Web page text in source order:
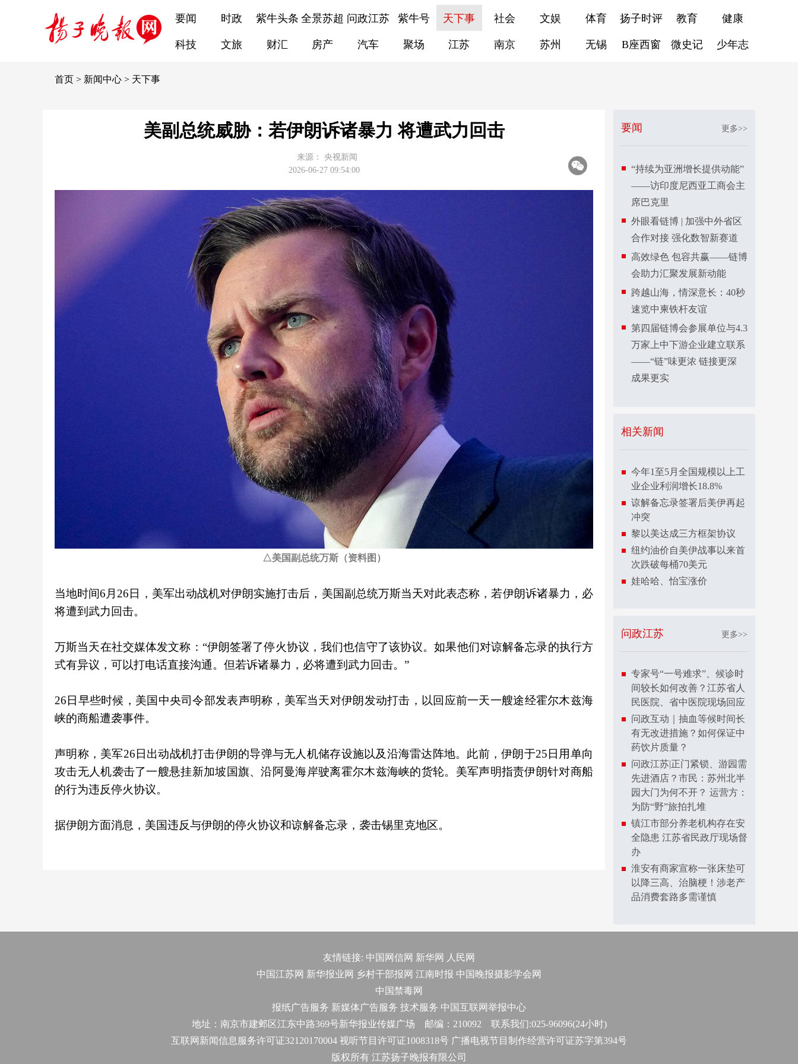
要闻 时政 紫牛头条 全景苏超 问政江苏 紫牛号 天下事 社会 文娱 体育 扬子时评 教育 健康
科技 文旅 财汇 房产 汽车 聚场 江苏 南京 苏州 无锡 B座西窗 微史记 少年志
首页 > 新闻中心 > 天下事
美副总统威胁：若伊朗诉诸暴力 将遭武力回击
来源：
央视新闻
2026-06-27 09:54:00
△美国副总统万斯（资料图）
当地时间6月26日，美军出动战机对伊朗实施打击后，美国副总统万斯当天对此表态称，若伊朗诉诸暴力，必
将遭到武力回击。
万斯当天在社交媒体发文称：“伊朗签署了停火协议，我们也信守了该协议。如果他们对谅解备忘录的执行方
式有异议，可以打电话直接沟通。但若诉诸暴力，必将遭到武力回击。”
26日早些时候，美国中央司令部发表声明称，美军当天对伊朗发动打击，以回应前一天一艘途经霍尔木兹海
峡的商船遭袭事件。
声明称，美军26日出动战机打击伊朗的导弹与无人机储存设施以及沿海雷达阵地。此前，伊朗于25日用单向
攻击无人机袭击了一艘悬挂新加坡国旗、沿阿曼海岸驶离霍尔木兹海峡的货轮。美军声明指责伊朗针对商船
的行为违反停火协议。
据伊朗方面消息，美国违反与伊朗的停火协议和谅解备忘录，袭击锡里克地区。
要闻 更多>>
“持续为亚洲增长提供动能”
——访印度尼西亚工商会主
席巴克里
外眼看链博 | 加强中外省区
合作对接 强化数智新赛道
高效绿色 包容共赢——链博
会助力汇聚发展新动能
跨越山海，情深意长：40秒
速览中柬铁杆友谊
第四届链博会参展单位与4.3
万家上中下游企业建立联系
——“链”味更浓 链接更深
成果更实
相关新闻
今年1至5月全国规模以上工
业企业利润增长18.8%
谅解备忘录签署后美伊再起
冲突
黎以美达成三方框架协议
纽约油价自美伊战事以来首
次跌破每桶70美元
娃哈哈、怡宝涨价
问政江苏 更多>>
专家号“一号难求”、候诊时
间较长如何改善？江苏省人
民医院、省中医院现场回应
问政互动｜抽血等候时间长
有无改进措施？如何保证中
药饮片质量？
问政江苏|正门紧锁、游园需
先进酒店？市民：苏州北半
园大门为何不开？ 运营方：
为防“野”旅拍扎堆
镇江市部分养老机构存在安
全隐患 江苏省民政厅现场督
办
淮安有商家宣称一张床垫可
以降三高、治脑梗！涉老产
品消费套路多需谨慎
友情链接: 中国网信网 新华网
人民网
中国江苏网 新华报业网 乡村干部报网 江南时报 中国晚报摄影学会网
中国禁毒网
报纸广告服务 新媒体广告服务 技术服务 中国互联网举报中心
地址：南京市建邺区江东中路369号新华报业传媒广场 邮编：210092 联系我们:025-96096(24小时)
互联网新闻信息服务许可证32120170004 视听节目许可证1008318号 广播电视节目制作经营许可证苏字第394号
版权所有 江苏扬子晚报有限公司